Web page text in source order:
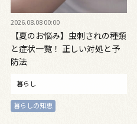
2026.08.08 00:00
【夏のお悩み】虫刺されの種類
と症状一覧！ 正しい対処と予
防法
暮らし
暮らしの知恵